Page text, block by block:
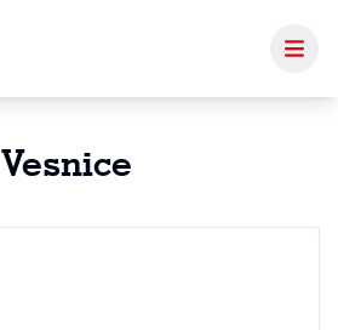
Vesnice